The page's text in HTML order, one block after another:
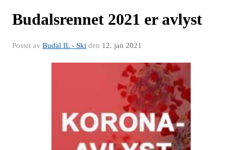
Budalsrennet 2021 er avlyst
Postet av Budal IL - Ski den 12. jan 2021